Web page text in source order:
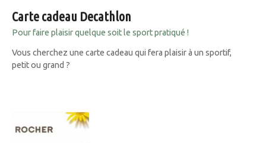
Carte cadeau Decathlon
Pour faire plaisir quelque soit le sport pratiqué !
Vous cherchez une carte cadeau qui fera plaisir à un sportif,
petit ou grand ?